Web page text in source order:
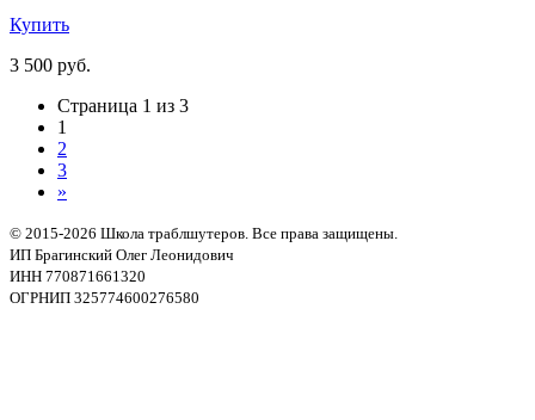
Купить
3 500 руб.
Страница 1 из 3
1
2
3
»
© 2015-2026 Школа траблшутеров. Все права защищены.
ИП Брагинский Олег Леонидович
ИНН 770871661320
ОГРНИП 325774600276580